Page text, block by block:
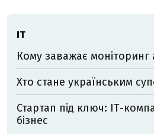
ІТ
Кому заважає моніторинг
Хто стане українським
Стартап під ключ: ІТ-
бізнес